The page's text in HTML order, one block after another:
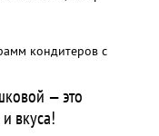
кондитеров с
— это
вкуса!